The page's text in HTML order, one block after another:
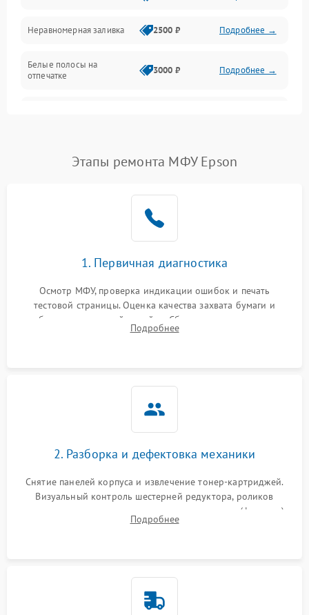
Дисплей и органы управления
Изображение
Неравномерная заливка 2500 ₽ Подробнее →
Белые полосы на
отпечатке
3000 ₽ Подробнее →
Этапы ремонта МФУ Epson
1. Первичная диагностика
Осмотр МФУ, проверка индикации ошибок и печать
тестовой страницы. Оценка качества захвата бумаги и
работы сканирующей линейки. Сбор данных о замятиях,
дефектах изображения или посторонних шумах при работе.
Подробнее
2. Разборка и дефектовка механики
Снятие панелей корпуса и извлечение тонер-картриджей.
Визуальный контроль шестерней редуктора, роликов
захвата, термопленки и прижимного вала в печи (фьюзере).
Проверка оптики сканера на загрязнения.
Подробнее